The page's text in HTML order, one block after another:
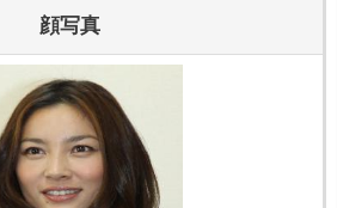
顔写真